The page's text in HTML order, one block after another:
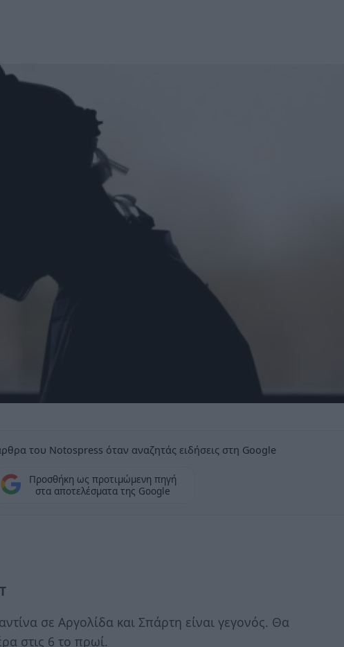
του Notospress όταν αναζητάς ειδήσεις στη Google
Προσθήκη ως προτιμώμενη πηγή
στα αποτελέσματα της Google
σε Αργολίδα και Σπάρτη είναι γεγονός. Θα
στις 6 το πρωί.